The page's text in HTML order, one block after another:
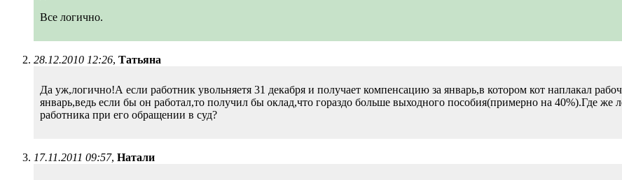
Все логично.
28.12.2010 12:26, Татьяна
Да уж,логично!А если работник увольняетя 31 декабря и получает компенсацию за январь,в котором кот наплакал
январь,ведь если бы он работал,то получил бы оклад,что гораздо больше выходного пособия(примерно на 40%).Где
работника при его обращении в суд?
17.11.2011 09:57, Натали